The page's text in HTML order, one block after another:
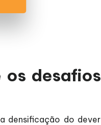
os desafios
densificação do dever